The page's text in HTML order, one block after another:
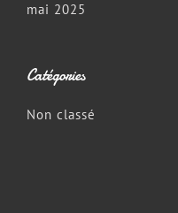
mai 2025
Catégories
Non classé